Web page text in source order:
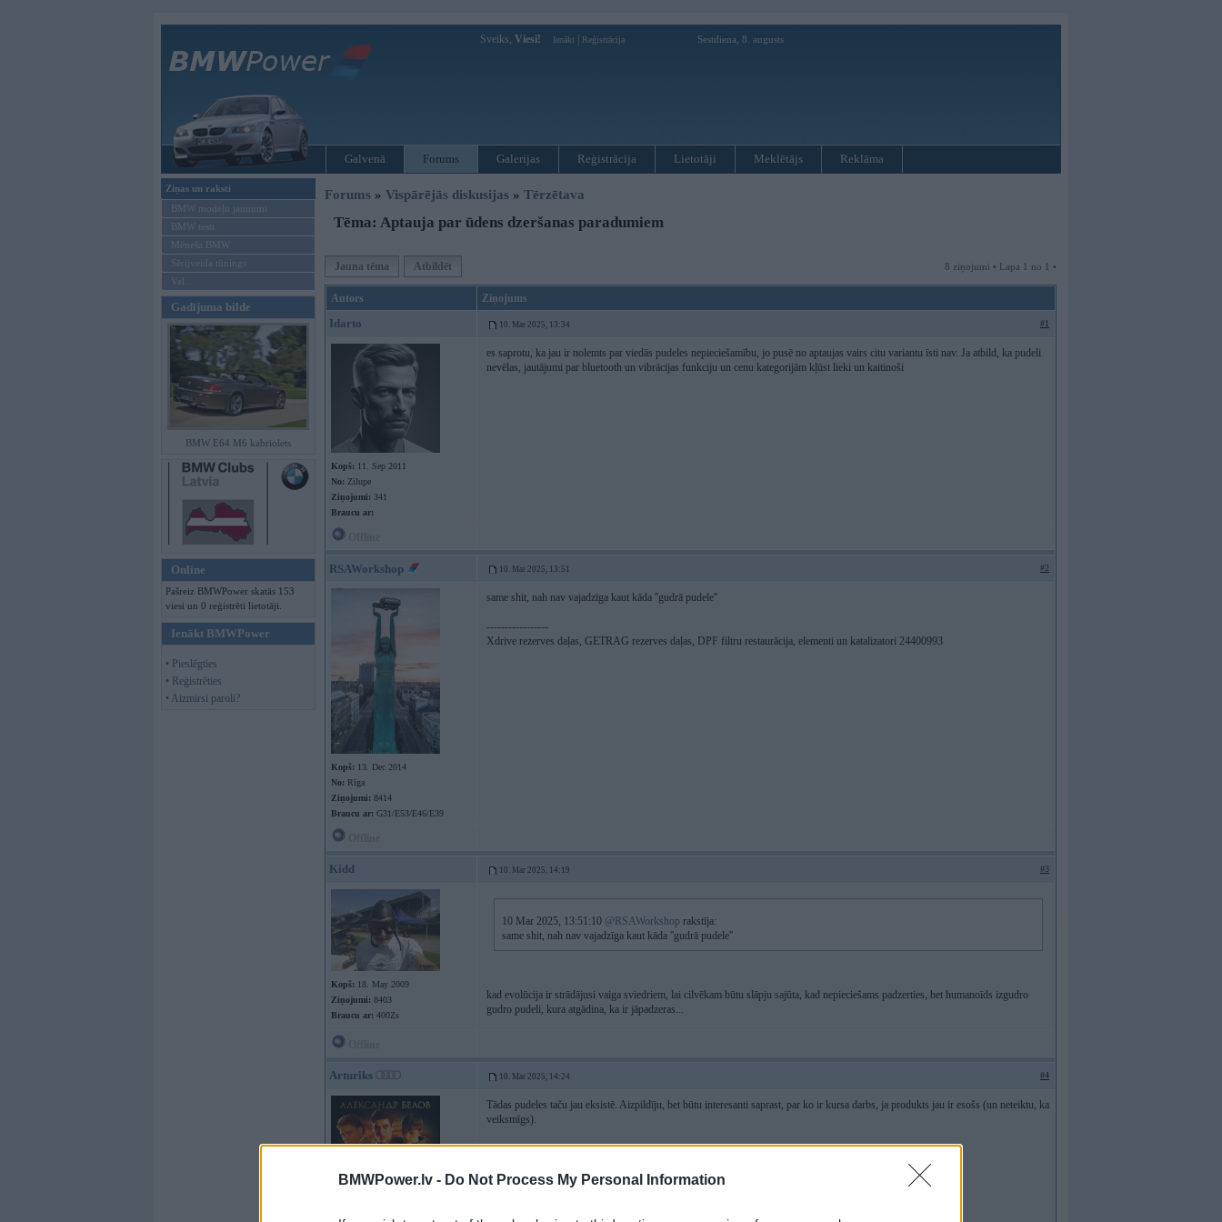
BMWPower.lv - Do Not Process My Personal Information
Sveiks, Viesi! Ienākt Reģistrācija Sestdiena, 8. augusts
Galvenā Forums Galerijas Reģistrācija Lietotāji Meklētājs Reklāma
Ziņas un raksti
BMW modeļu jaunumi
BMW testi
Mēneša BMW
Sērijveida tūnings
Vel...
Gadījuma bilde
BMW E64 M6 kabriolets
Online
Pašreiz BMWPower skatās 153
viesi un 0 reģistrēti lietotāji.
Ienākt BMWPower
• Pieslēgties
• Reģistrēties
• Aizmirsi paroli?
Forums » Vispārējās diskusijas » Tērzētava
Tēma: Aptauja par ūdens dzeršanas paradumiem
Jauna tēma Atbildēt 8 ziņojumi • Lapa 1 no 1 •
Autors Ziņojums
Idarto 10. Mar 2025, 13:34 #1
Kopš: 11. Sep 2011
No: Zilupe
Ziņojumi: 341
Braucu ar:
es saprotu, ka jau ir nolemts par viedās pudeles nepieciešamību, jo pusē no aptaujas vairs citu variantu īsti nav. Ja atbild, ka pudeli
nevēlas, jautājumi par bluetooth un vibrācijas funkciju un cenu kategorijām kļūst lieki un kaitinoši
RSAWorkshop 10. Mar 2025, 13:51 #2
Kopš: 13. Dec 2014
No: Rīga
Ziņojumi: 8414
Braucu ar: G31/E53/E46/E39
same shit, nah nav vajadzīga kaut kāda ''gudrā pudele''
-----------------
Xdrive rezerves daļas, GETRAG rezerves daļas, DPF filtru restaurācija, elementi un katalizatori 24400993
Kidd 10. Mar 2025, 14:19 #3
Kopš: 18. May 2009
Ziņojumi: 8403
Braucu ar: 400Zs
10 Mar 2025, 13:51:10 @RSAWorkshop rakstīja:
same shit, nah nav vajadzīga kaut kāda ''gudrā pudele''
kad evolūcija ir strādājusi vaiga sviedriem, lai cilvēkam būtu slāpju sajūta, kad nepieciešams padzerties, bet humanoīds izgudro
gudro pudeli, kura atgādina, ka ir jāpadzeras...
Arturiks 10. Mar 2025, 14:24 #4
Tādas pudeles taču jau eksistē. Aizpildīju, bet būtu interesanti saprast, par ko ir kursa darbs, ja produkts jau ir esošs (un neteiktu, ka
veiksmīgs).